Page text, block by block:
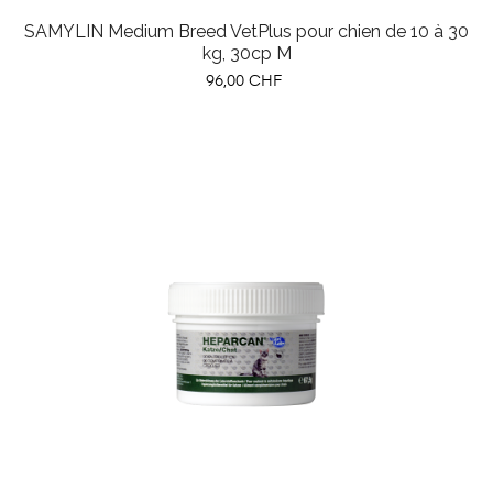
SAMYLIN Medium Breed VetPlus pour chien de 10 à 30
kg, 30cp M
Prix
96,00 CHF